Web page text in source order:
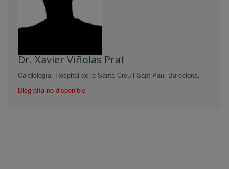
Dr. Xavier Viñolas Prat
Cardiología. Hospital de la Santa Creu i Sant Pau. Barcelona.
Biografía no disponible